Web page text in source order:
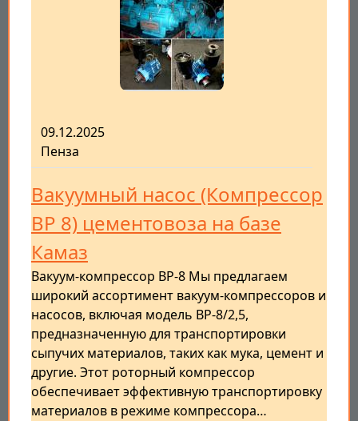
09.12.2025
Пенза
Вакуумный насос (Компрессор
ВР 8) цементовоза на базе
Камаз
Вакуум-компрессор ВР-8 Мы предлагаем
широкий ассортимент вакуум-компрессоров и
насосов, включая модель ВР-8/2,5,
предназначенную для транспортировки
сыпучих материалов, таких как мука, цемент и
другие. Этот роторный компрессор
обеспечивает эффективную транспортировку
материалов в режиме компрессора…